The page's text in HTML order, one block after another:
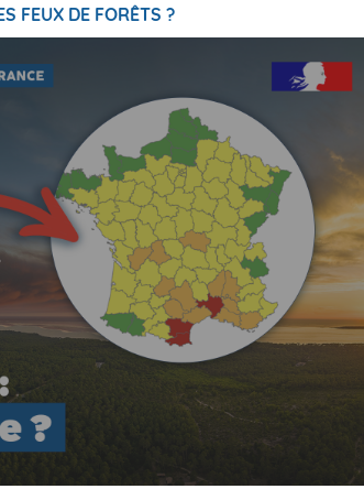
FEUX DE FORÊTS ?